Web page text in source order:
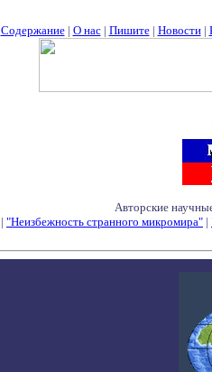
Содержание| О нас| Пишите| Новости|
Авторские
| "Неизбежность странного микромира" |